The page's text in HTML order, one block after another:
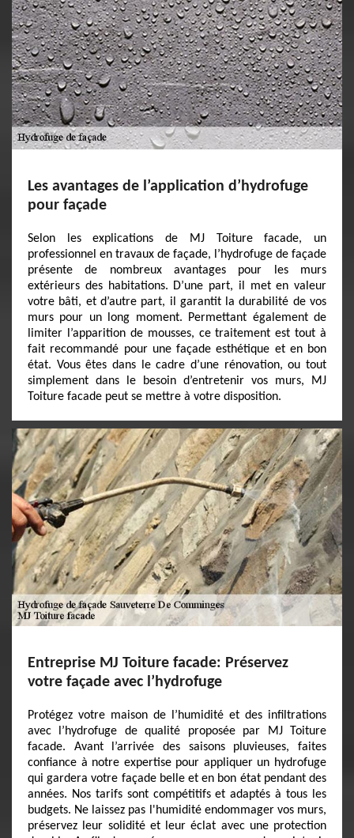
Les avantages de l’application d’hydrofuge
pour façade
Selon les explications de MJ Toiture facade, un
professionnel en travaux de façade, l’hydrofuge de façade
présente de nombreux avantages pour les murs
extérieurs des habitations. D’une part, il met en valeur
votre bâti, et d’autre part, il garantit la durabilité de vos
murs pour un long moment. Permettant également de
limiter l’apparition de mousses, ce traitement est tout à
fait recommandé pour une façade esthétique et en bon
état. Vous êtes dans le cadre d’une rénovation, ou tout
simplement dans le besoin d’entretenir vos murs, MJ
Toiture facade peut se mettre à votre disposition.
Entreprise MJ Toiture facade: Préservez
votre façade avec l’hydrofuge
Protégez votre maison de l’humidité et des infiltrations
avec l’hydrofuge de qualité proposée par MJ Toiture
facade. Avant l’arrivée des saisons pluvieuses, faites
confiance à notre expertise pour appliquer un hydrofuge
qui gardera votre façade belle et en bon état pendant des
années. Nos tarifs sont compétitifs et adaptés à tous les
budgets. Ne laissez pas l'humidité endommager vos murs,
préservez leur solidité et leur éclat avec une protection